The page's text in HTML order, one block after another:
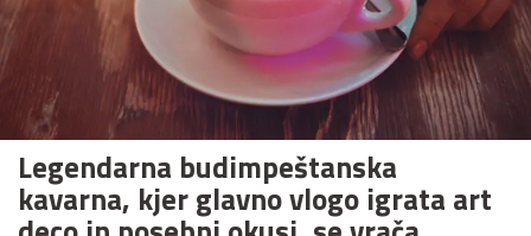
Legendarna budimpeštanska
kavarna, kjer glavno vlogo igrata art